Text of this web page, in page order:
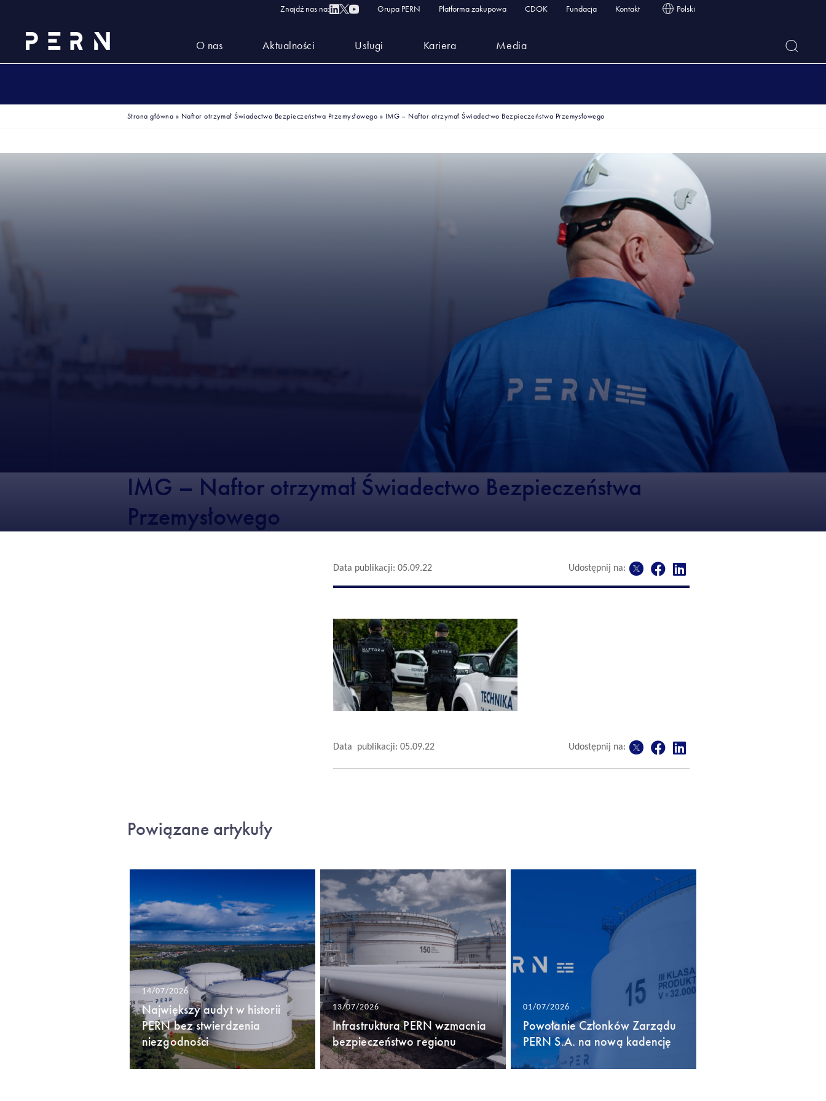
Znajdź nas na: Grupa PERN Platforma zakupowa CDOK Fundacja Kontakt Polski
O nas Aktualności Usługi Kariera Media
Strona główna » Naftor otrzymał Świadectwo Bezpieczeństwa Przemysłowego » IMG – Naftor otrzymał Świadectwo Bezpieczeństwa Przemysłowego
IMG – Naftor otrzymał Świadectwo Bezpieczeństwa
Przemysłowego
Data publikacji: 05.09.22 Udostępnij na:
Data publikacji: 05.09.22 Udostępnij na:
Powiązane artykuły
14/07/2026
Największy audyt w historii
PERN bez stwierdzenia
niezgodności
13/07/2026
Infrastruktura PERN wzmacnia
bezpieczeństwo regionu
01/07/2026
Powołanie Członków Zarządu
PERN S.A. na nową kadencję